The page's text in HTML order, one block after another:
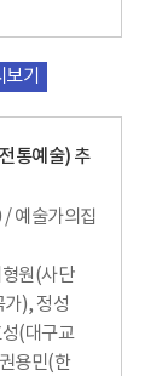
기
통예술) 추
예술가의집
원(사단
가), 정성
(대구교
용민(한